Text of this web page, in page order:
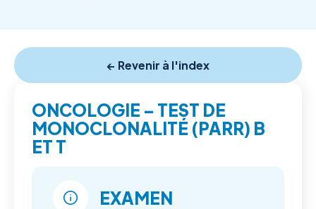
← Revenir à l'index
ONCOLOGIE – TEST DE
MONOCLONALITÉ (PARR) B
ET T
EXAMEN